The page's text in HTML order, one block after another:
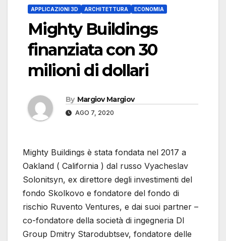
APPLICAZIONI 3D ARCHITETTURA ECONOMIA
Mighty Buildings
finanziata con 30
milioni di dollari
By Margiov Margiov
AGO 7, 2020
Mighty Buildings è stata fondata nel 2017 a
Oakland ( California ) dal russo Vyacheslav
Solonitsyn, ex direttore degli investimenti del
fondo Skolkovo e fondatore del fondo di
rischio Ruvento Ventures, e dai suoi partner –
co-fondatore della società di ingegneria DI
Group Dmitry Starodubtsev, fondatore delle